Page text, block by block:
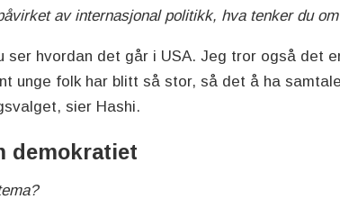
av internasjonal politikk, hva tenker du
ser hvordan det går i USA. Jeg tror også det
unge folk har blitt så stor, så det å ha
sier Hashi.
demokratiet